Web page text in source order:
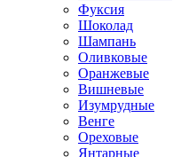
Фуксия
Шоколад
Шампань
Оливковые
Оранжевые
Вишневые
Изумрудные
Венге
Ореховые
Янтарные